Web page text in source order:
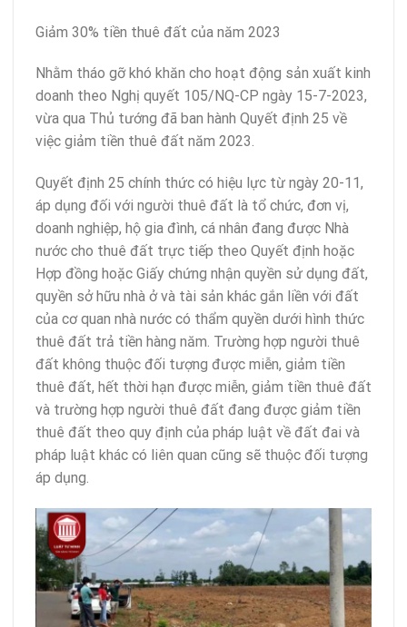
Giảm 30% tiền thuê đất của năm 2023
Nhằm tháo gỡ khó khăn cho hoạt động sản xuất kinh
doanh theo Nghị quyết 105/NQ-CP ngày 15-7-2023,
vừa qua Thủ tướng đã ban hành Quyết định 25 về
việc giảm tiền thuê đất năm 2023.
Quyết định 25 chính thức có hiệu lực từ ngày 20-11,
áp dụng đối với người thuê đất là tổ chức, đơn vị,
doanh nghiệp, hộ gia đình, cá nhân đang được Nhà
nước cho thuê đất trực tiếp theo Quyết định hoặc
Hợp đồng hoặc Giấy chứng nhận quyền sử dụng đất,
quyền sở hữu nhà ở và tài sản khác gắn liền với đất
của cơ quan nhà nước có thẩm quyền dưới hình thức
thuê đất trả tiền hàng năm. Trường hợp người thuê
đất không thuộc đối tượng được miễn, giảm tiền
thuê đất, hết thời hạn được miễn, giảm tiền thuê đất
và trường hợp người thuê đất đang được giảm tiền
thuê đất theo quy định của pháp luật về đất đai và
pháp luật khác có liên quan cũng sẽ thuộc đối tượng
áp dụng.